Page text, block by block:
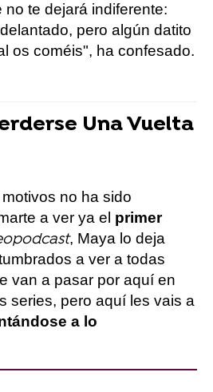
no te dejará indiferente:
pero algún datito
os coméis", ha confesado.
Una Vuelta
no ha sido
a ver ya el primer
, Maya lo deja
a ver a todas
van a pasar por aquí en
series, pero aquí les vais a
a lo